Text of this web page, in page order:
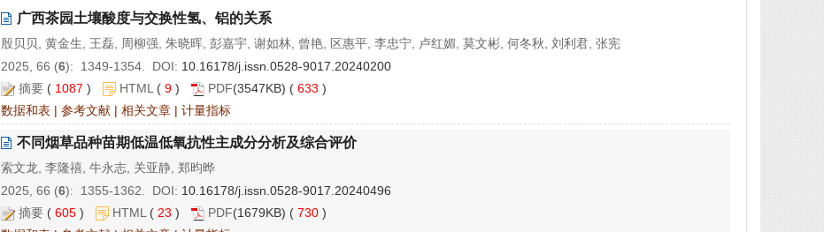
广西茶园土壤酸度与交换性氢、铝的关系
殷贝贝, 黄金生, 王磊, 周柳强, 朱晓晖, 彭嘉宇, 谢如林, 曾艳, 区惠平, 李忠宁, 卢红媚, 莫文彬, 何冬秋, 刘利君, 张宪
2025, 66 (6): 1349-1354. DOI: 10.16178/j.issn.0528-9017.20240200
摘要 ( 1087 ) HTML ( 9 ) PDF(3547KB) ( 633 )
数据和表 | 参考文献 | 相关文章 | 计量指标
不同烟草品种苗期低温低氧抗性主成分分析及综合评价
索文龙, 李隆禧, 牛永志, 关亚静, 郑昀晔
2025, 66 (6): 1355-1362. DOI: 10.16178/j.issn.0528-9017.20240496
摘要 ( 605 ) HTML ( 23 ) PDF(1679KB) ( 730 )